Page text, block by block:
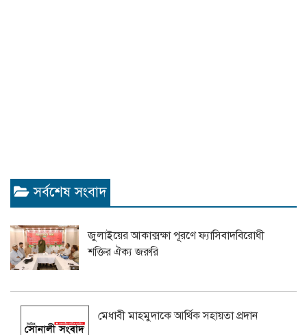
সর্বশেষ সংবাদ
জুলাইয়ের আকাক্সক্ষা পূরণে ফ্যাসিবাদবিরোধী
শক্তির ঐক্য জরুরি
মেধাবী মাহমুদাকে আর্থিক সহায়তা প্রদান